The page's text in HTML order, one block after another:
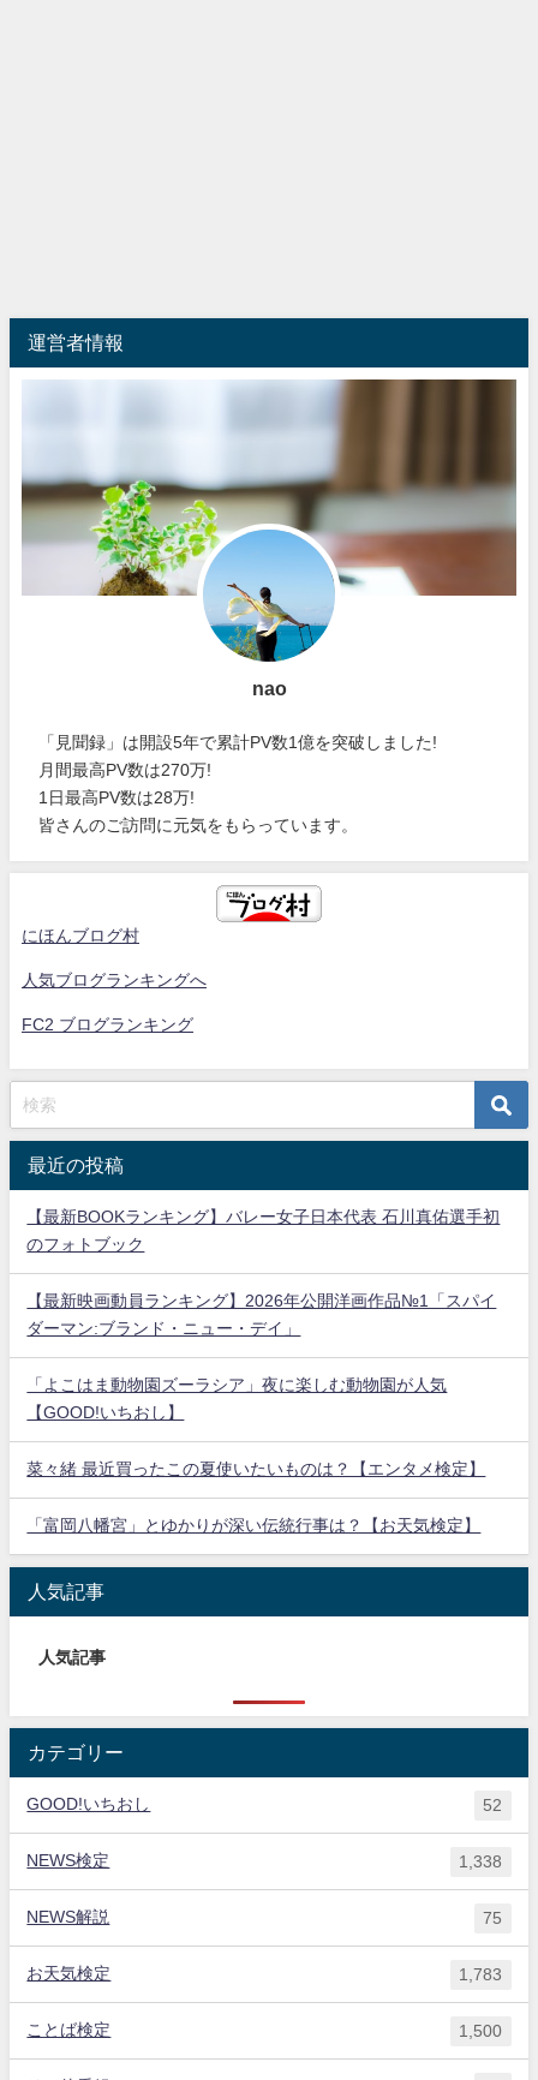
運営者情報
nao
「見聞録」は開設5年で累計PV数1億を突破しました!
月間最高PV数は270万!
1日最高PV数は28万!
皆さんのご訪問に元気をもらっています。
にほんブログ村
人気ブログランキングへ
FC2 ブログランキング
最近の投稿
【最新BOOKランキング】バレー女子日本代表 石川真佑選手初
のフォトブック
【最新映画動員ランキング】2026年公開洋画作品№1「スパイ
ダーマン:ブランド・ニュー・デイ」
「よこはま動物園ズーラシア」夜に楽しむ動物園が人気
【GOOD!いちおし】
菜々緒 最近買ったこの夏使いたいものは？【エンタメ検定】
「富岡八幡宮」とゆかりが深い伝統行事は？【お天気検定】
人気記事
人気記事
カテゴリー
GOOD!いちおし 52
NEWS検定 1,338
NEWS解説 75
お天気検定 1,783
ことば検定 1,500